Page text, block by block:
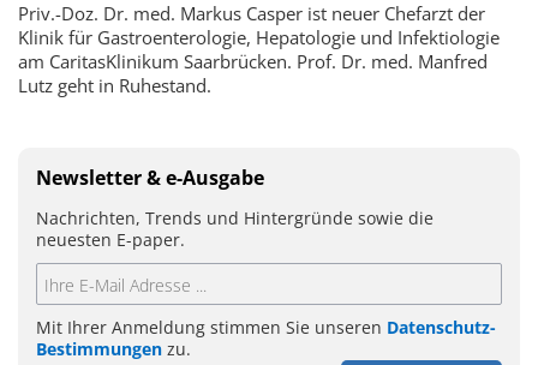
Priv.-Doz. Dr. med. Markus Casper ist neuer Chefarzt der
Klinik für Gastroenterologie, Hepatologie und Infektiologie
am CaritasKlinikum Saarbrücken. Prof. Dr. med. Manfred
Lutz geht in Ruhestand.
Newsletter & e-Ausgabe
Nachrichten, Trends und Hintergründe sowie die
neuesten E-paper.
Mit Ihrer Anmeldung stimmen Sie unseren Datenschutz-
Bestimmungen zu.